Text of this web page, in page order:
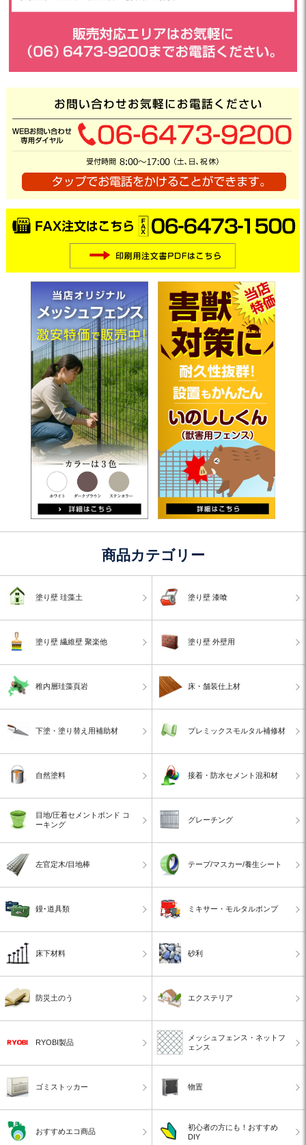
商品カテゴリー
塗り壁 珪藻土 塗り壁 漆喰
塗り壁 繊維壁 聚楽他 塗り壁 外壁用
稚内層珪藻頁岩 床・舗装仕上材
下塗・塗り替え用補助材 プレミックスモルタル補修材
自然塗料 接着・防水セメント混和材
目地/圧着セメントボンド コ
ーキング
グレーチング
左官定木/目地棒 テープ/マスカー/養生シート
鏝･道具類 ミキサー・モルタルポンプ
床下材料 砂利
防災土のう エクステリア
RYOBI製品
メッシュフェンス・ネットフ
ェンス
ゴミストッカー 物置
おすすめエコ商品
初心者の方にも！おすすめ
DIY